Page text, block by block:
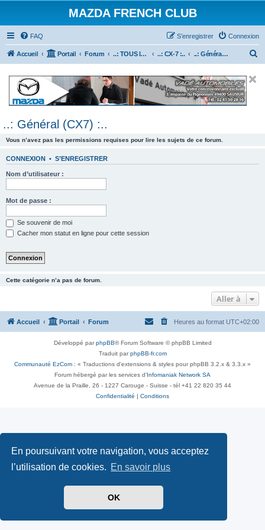
En poursuivant votre navigation, vous acceptez
l’utilisation de cookies. En savoir plus
OK
MAZDA FRENCH CLUB
FAQ Connexion
S’enregistrer
Accueil Portail Forum ..: TOUS les Véhicules MAZDA :.. ..: CX-7 :.. ..: Général (CX7) :..
e
..: Général (CX7) :..
Vous n’avez pas les permissions requises pour lire les sujets de ce forum.
CONNEXION • S’ENREGISTRER
Nom d’utilisateur :
Mot de passe :
Se souvenir de moi
Cacher mon statut en ligne pour cette session
Cette catégorie n’a pas de forum.
Aller à
Accueil Portail Forum Heures au format UTC+02:00
Développé parphpBB® Forum Software © phpBB Limited
Traduit parphpBB-fr.com
Communauté EzCom : « Traductions d'extensions & styles pour phpBB 3.2.x & 3.3.x »
Forum hébergé par les services d’ Infomaniak Network SA
Avenue de la Praille, 26 - 1227 Carouge - Suisse - tél +41 22 820 35 44
Confidentialité
Conditions